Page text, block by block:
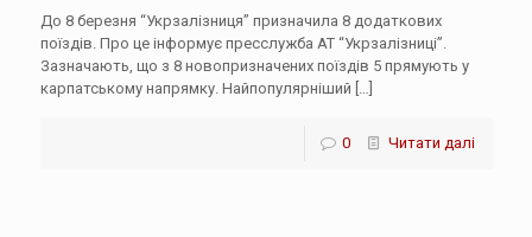
До 8 березня “Укрзалізниця” призначила 8 додаткових
поїздів. Про це інформує пресслужба АТ “Укрзалізниці”.
Зазначають, що з 8 новопризначених поїздів 5 прямують у
карпатському напрямку. Найпопулярніший
0 Читати далі